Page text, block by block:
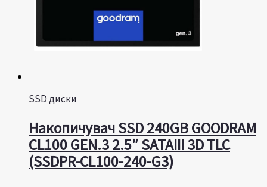
SSD диски
Накопичувач SSD 240GB GOODRAM
CL100 GEN.3 2.5″ SATAIII 3D TLC
(SSDPR-CL100-240-G3)